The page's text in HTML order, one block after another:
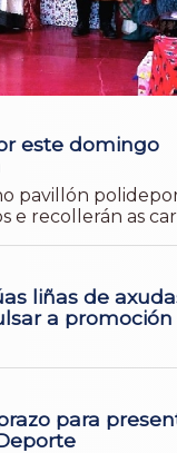
este domingo
pavillón
e recollerán as
liñas de
a promoción
para